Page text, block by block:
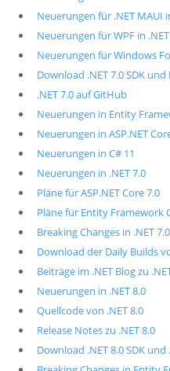
Neuerungen für .NET MAUI
Neuerungen für WPF in
Neuerungen für Windows
Download .NET 7.0 SDK
.NET 7.0 auf GitHub
Neuerungen in Entity
Neuerungen in ASP.NET
Neuerungen in C# 11
Neuerungen in .NET 7.0
Pläne für ASP.NET Core 7.0
Pläne für Entity Framework
Breaking Changes in .NET 7.0
Download der Daily Builds
Beiträge im .NET Blog zu
Neuerungen in .NET 8.0
Quellcode von .NET 8.0
Release Notes zu .NET 8.0
Download .NET 8.0 SDK und